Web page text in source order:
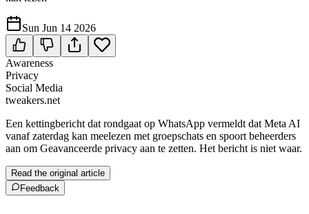
Sun Jun 14 2026
Awareness
Privacy
Social Media
tweakers.net
Een kettingbericht dat rondgaat op WhatsApp vermeldt dat Meta AI
vanaf zaterdag kan meelezen met groepschats en spoort beheerders
aan om Geavanceerde privacy aan te zetten. Het bericht is niet waar.
Read the original article
Feedback